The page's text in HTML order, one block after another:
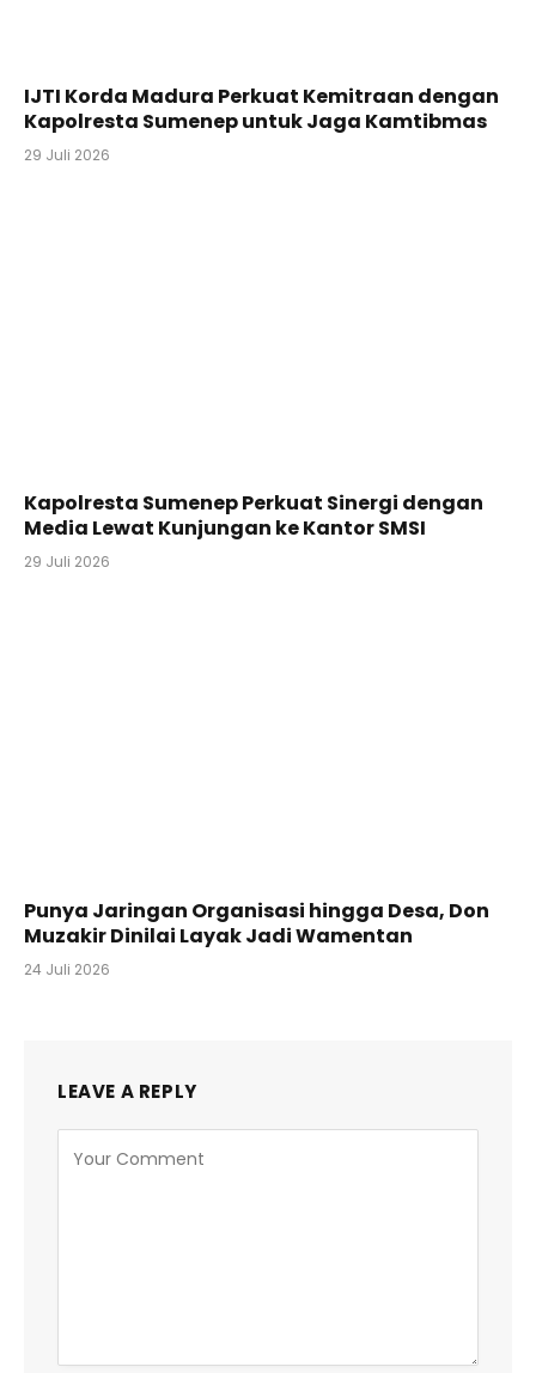
IJTI Korda Madura Perkuat Kemitraan dengan
Kapolresta Sumenep untuk Jaga Kamtibmas
29 Juli 2026
Kapolresta Sumenep Perkuat Sinergi dengan
Media Lewat Kunjungan ke Kantor SMSI
29 Juli 2026
Punya Jaringan Organisasi hingga Desa, Don
Muzakir Dinilai Layak Jadi Wamentan
24 Juli 2026
LEAVE A REPLY